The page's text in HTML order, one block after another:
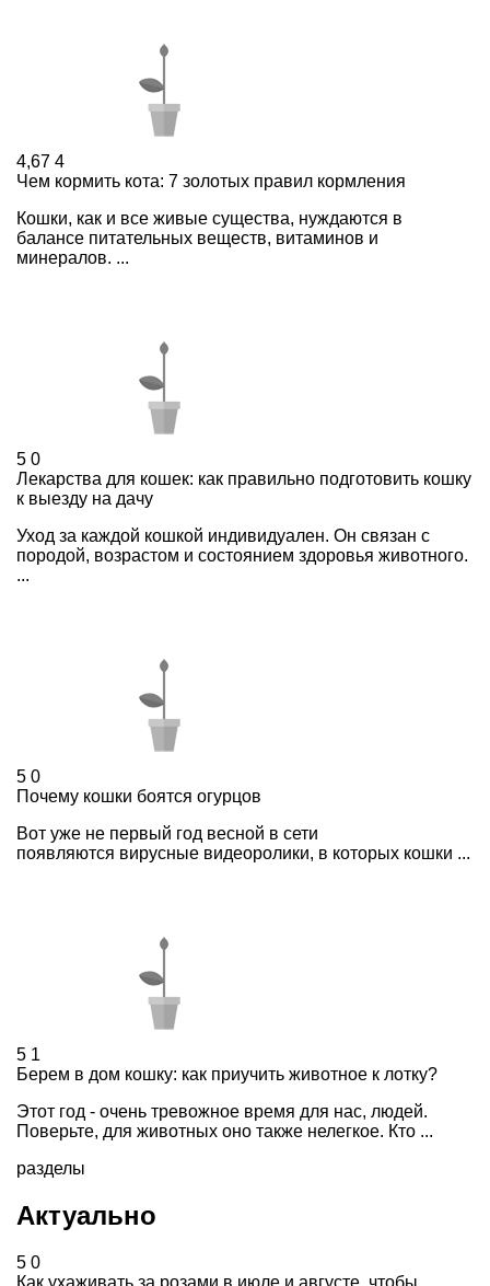
4,67 4
Чем кормить кота: 7 золотых правил кормления
Кошки, как и все живые существа, нуждаются в
балансе питательных веществ, витаминов и
минералов. ...
5 0
Лекарства для кошек: как правильно подготовить кошку
к выезду на дачу
Уход за каждой кошкой индивидуален. Он связан с
породой, возрастом и состоянием здоровья животного.
...
5 0
Почему кошки боятся огурцов
Вот уже не первый год весной в сети
появляются вирусные видеоролики, в которых кошки ...
5 1
Берем в дом кошку: как приучить животное к лотку?
Этот год - очень тревожное время для нас, людей.
Поверьте, для животных оно также нелегкое. Кто ...
разделы
Актуально
5 0